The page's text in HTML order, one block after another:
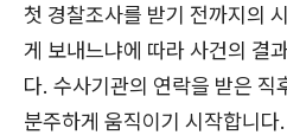
첫 경찰조사를 받기 전까지의
게 보내느냐에 따라 사건의 결
다. 수사기관의 연락을 받은 직
분주하게 움직이기 시작합니다.